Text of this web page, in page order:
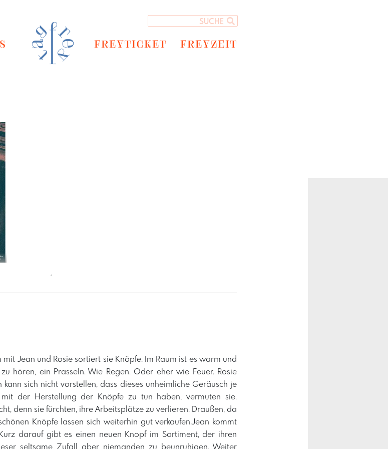
FREYTICKET FREYZEIT
Next
´
Jean und Rosie sortiert sie Knöpfe. Im Raum ist es warm und
hören, ein Prasseln. Wie Regen. Oder eher wie Feuer. Rosie
sich nicht vorstellen, dass dieses unheimliche Geräusch je
mit der Herstellung der Knöpfe zu tun haben, vermuten sie.
denn sie fürchten, ihre Arbeitsplätze zu verlieren. Draußen, da
Knöpfe lassen sich weiterhin gut verkaufen.Jean kommt
darauf gibt es einen neuen Knopf im Sortiment, der ihren
seltsame Zufall aber niemanden zu beunruhigen. Weiter